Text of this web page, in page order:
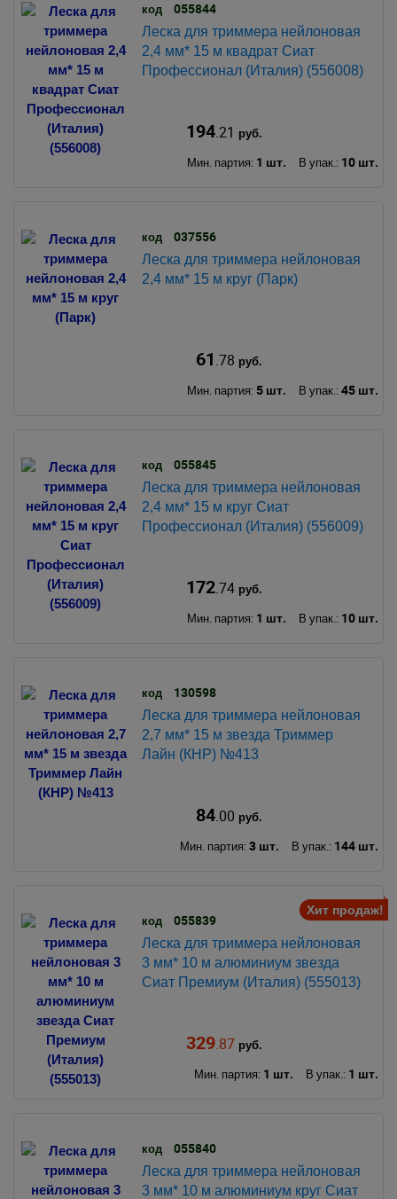
код 055844
Леска для триммера нейлоновая
2,4 мм* 15 м квадрат Сиат
Профессионал (Италия) (556008)
194.21 руб.
Мин. партия: 1 шт. В упак.: 10 шт.
код 037556
Леска для триммера нейлоновая
2,4 мм* 15 м круг (Парк)
61.78 руб.
Мин. партия: 5 шт. В упак.: 45 шт.
код 055845
Леска для триммера нейлоновая
2,4 мм* 15 м круг Сиат
Профессионал (Италия) (556009)
172.74руб.
Мин. партия: 1 шт. В упак.: 10 шт.
код 130598
Леска для триммера нейлоновая
2,7 мм* 15 м звезда Триммер
Лайн (КНР) №413
84.00 руб.
Мин. партия: 3 шт. В упак.: 144 шт.
Хит продаж!
код 055839
Леска для триммера нейлоновая
3 мм* 10 м алюминиум звезда
Сиат Премиум (Италия) (555013)
329.87 руб.
Мин. партия: 1 шт. В упак.: 1 шт.
код 055840
Леска для триммера нейлоновая
3 мм* 10 м алюминиум круг Сиат